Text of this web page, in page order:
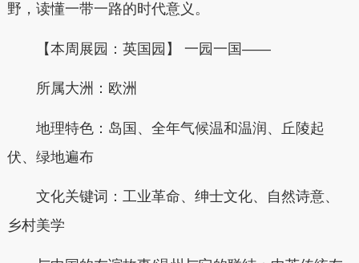
野，读懂一带一路的时代意义。
【本周展园：英国园】 一园一国——
所属大洲：欧洲
地理特色：岛国、全年气候温和温润、丘陵起
伏、绿地遍布
文化关键词：工业革命、绅士文化、自然诗意、
乡村美学